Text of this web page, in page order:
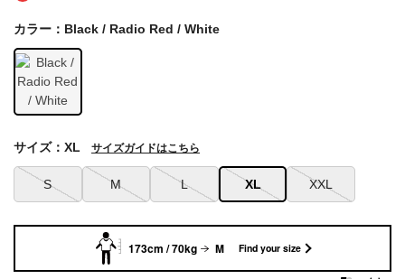
カラー：Black / Radio Red / White
S M L XL XXL
サイズ：XL サイズガイドはこちら
173cm / 70kg M Find your size